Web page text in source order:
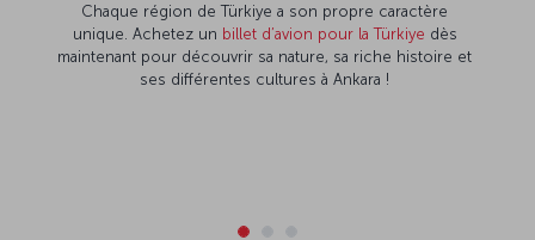
Chaque région de Türkiye a son propre caractère
unique. Achetez un billet d’avion pour la Türkiye dès
maintenant pour découvrir sa nature, sa riche histoire et
ses différentes cultures à Ankara !